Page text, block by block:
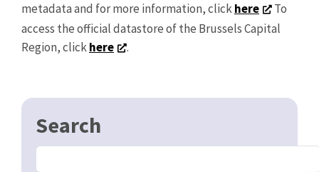
metadata and for more information, clickhere
To
access the official datastore of the Brussels Capital
Region, clickhere .
Search